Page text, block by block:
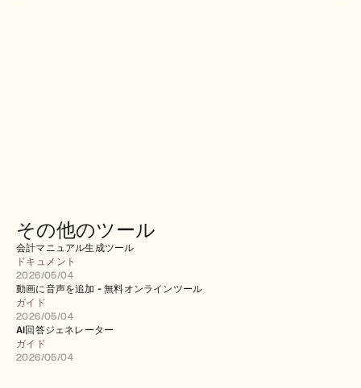
その他のツール
会計マニュアル生成ツール
ドキュメント
2026/05/04
動画に音声を追加 - 無料オンラインツール
ガイド
2026/05/04
AI回答ジェネレーター
ガイド
2026/05/04